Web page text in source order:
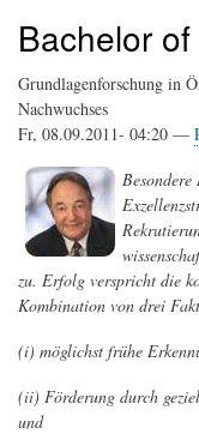
Bachelor
Grundlagenforschung in
Nachwuchses
Fr, 08.09.2011- 04:20 —
Besondere
zu. Erfolg verspricht die
Kombination von drei
(i) möglichst frühe
(ii) Förderung durch
und